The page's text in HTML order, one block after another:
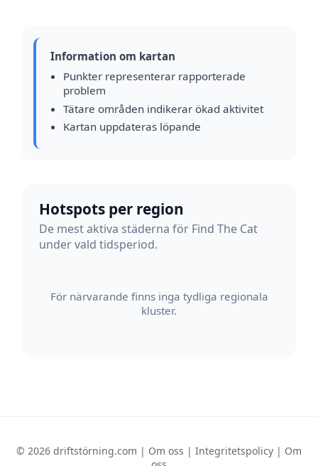
Information om kartan
Punkter representerar rapporterade
problem
Tätare områden indikerar ökad aktivitet
Kartan uppdateras löpande
Hotspots per region
De mest aktiva städerna för Find The Cat
under vald tidsperiod.
För närvarande finns inga tydliga regionala
kluster.
© 2026 driftstörning.com | Om oss | Integritetspolicy | Om